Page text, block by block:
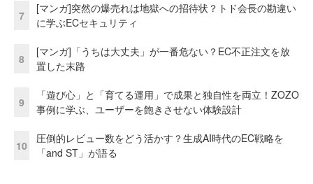
7
[マンガ]突然の爆売れは地獄への招待状？トド会長の勘違い
に学ぶECセキュリティ
8
[マンガ]「うちは大丈夫」が一番危ない？EC不正注文を放
置した末路
9
「遊び心」と「育てる運用」で成果と独自性を両立！ZOZO
事例に学ぶ、ユーザーを飽きさせない体験設計
10
圧倒的レビュー数をどう活かす？生成AI時代のEC戦略を
「and ST」が語る